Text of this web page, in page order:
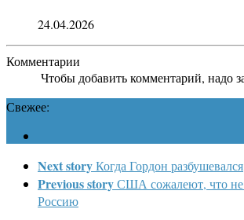
24.04.2026
Комментарии
Чтобы добавить комментарий, надо
Свежее:
Next storyКогда Гордон разбушевался
Previous storyСША сожалеют, что не
Россию